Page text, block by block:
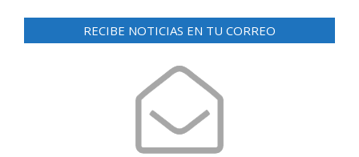
RECIBE NOTICIAS EN TU CORREO